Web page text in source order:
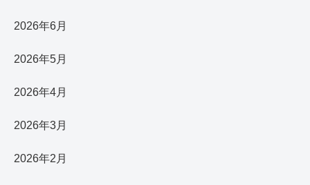
2026年6月
2026年5月
2026年4月
2026年3月
2026年2月